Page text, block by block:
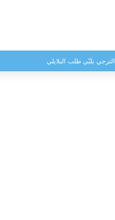
سحب رعدية وأمطار غزيرة متوقعة اليوم